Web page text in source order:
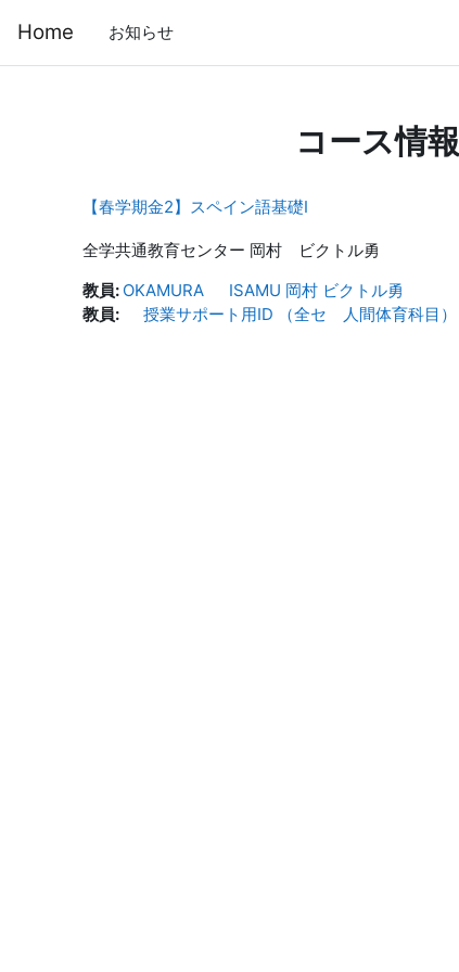
Home お知らせ
コース情報
【春学期金2】スペイン語基礎Ⅰ
全学共通教育センター 岡村 ビクトル勇
教員: OKAMURA ISAMU 岡村 ビクトル勇
教員:
授業サポート用ID （全セ 人間体育科目）